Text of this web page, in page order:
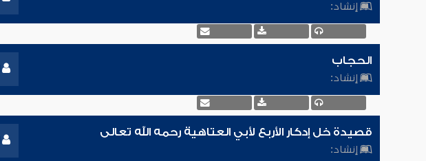
إنشاد:
الحجاب
إنشاد:
قصيدة خل إدكار الأربع لأبي العتاهية رحمه الله تعالى
إنشاد: